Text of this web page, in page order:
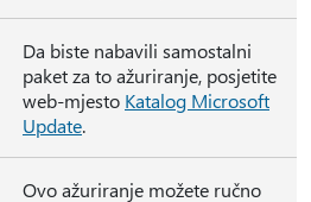
Da biste nabavili samostalni
paket za to ažuriranje, posjetite
web-mjesto Katalog Microsoft
Update.
Ovo ažuriranje možete ručno